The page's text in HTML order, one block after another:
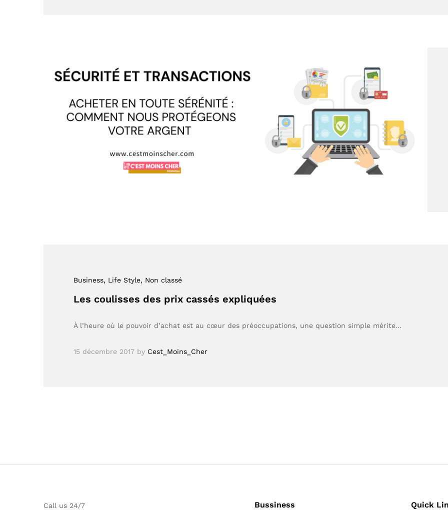
Business, Life Style, Non classé
Les coulisses des prix cassés expliquées
À l’heure où le pouvoir d’achat est au cœur des préoccupations, une question simple mérite…
15 décembre 2017 by Cest_Moins_Cher
Call us 24/7 Bussiness Quick